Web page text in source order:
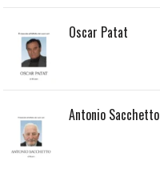
Oscar Patat
Antonio Sacchetto